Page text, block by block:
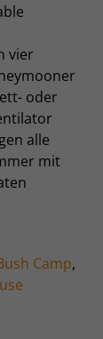
vier
oder
alle
mit
Camp,